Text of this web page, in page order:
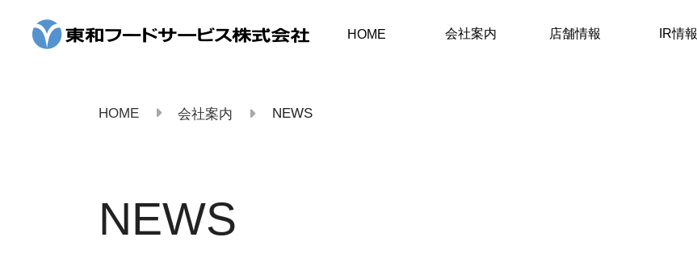
HOME 会社案内 店舗情報 IR情報
HOME 会社案内 NEWS
NEWS